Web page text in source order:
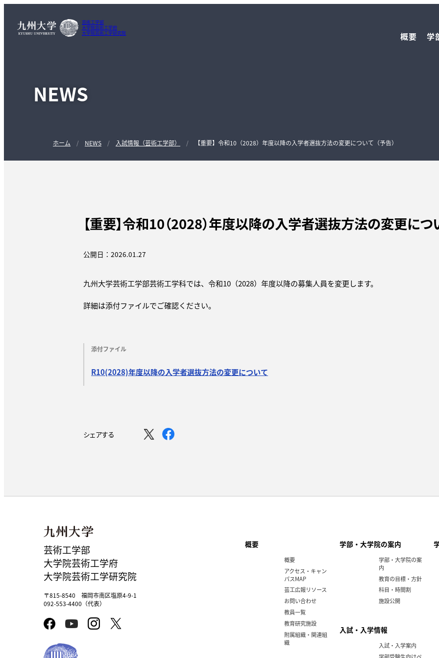
芸術工学部
大学院芸術工学府
大学院芸術工学研究院
概要 学
NEWS
ホーム NEWS 入試情報（芸術工学部） 【重要】令和10（2028）年度以降の入学者選抜方法の変更について（予告）
【重要】令和10（2028）年度以降の入学者選抜方法の変更につ
公開日：2026.01.27
九州大学芸術工学部芸術工学科では、令和10 （2028）年度以降の募集人員を変更します。
詳細は添付ファイルでご確認ください。
添付ファイル
R10(2028)年度以降の入学者選抜方法の変更について
シェアする
芸術工学部
大学院芸術工学府
大学院芸術工学研究院
〒815-8540 福岡市南区塩原4-9-1
092-553-4400（代表）
概要
概要
アクセス・キャン
パスMAP
芸工広報リソース
お問い合わせ
教員一覧
教育研究施設
附属組織・関連組
織
学部・大学院の案内
学部・大学院の案
内
教育の目標・方針
科目・時間割
施設公開
入試・入学情報
入試・入学案内